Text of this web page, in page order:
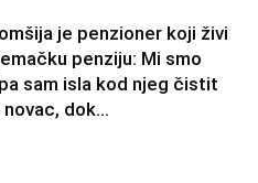
je penzioner koji živi
penziju: Mi smo
sam isla kod njeg čistit
dok...